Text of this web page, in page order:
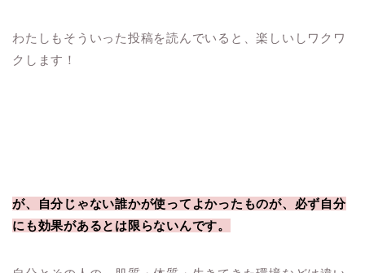
わたしもそういった投稿を読んでいると、楽しいしワクワ
クします！
が、自分じゃない誰かが使ってよかったものが、必ず自分
にも効果があるとは限らないんです。